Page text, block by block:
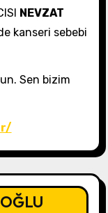
NEVZAT
kanseri sebebi
Sen bizim